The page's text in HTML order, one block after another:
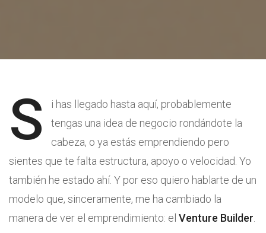
S
i has llegado hasta aquí, probablemente
tengas una idea de negocio rondándote la
cabeza, o ya estás emprendiendo pero
sientes que te falta estructura, apoyo o velocidad. Yo
también he estado ahí. Y por eso quiero hablarte de un
modelo que, sinceramente, me ha cambiado la
manera de ver el emprendimiento: el Venture Builder